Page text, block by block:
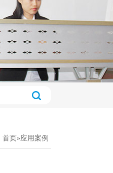
首页 »应用案例